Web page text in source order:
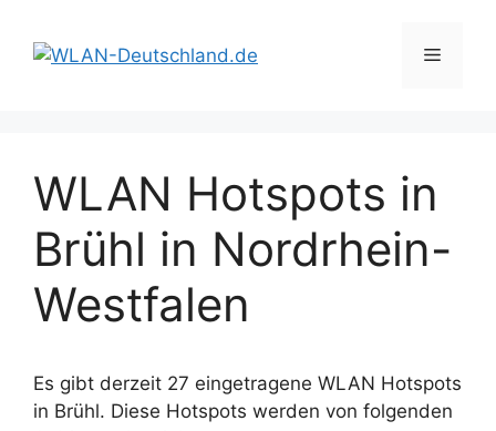
Inhalt
springen
Menü
WLAN Hotspots in
Brühl in Nordrhein-
Westfalen
Es gibt derzeit 27 eingetragene WLAN Hotspots
in Brühl. Diese Hotspots werden von folgenden